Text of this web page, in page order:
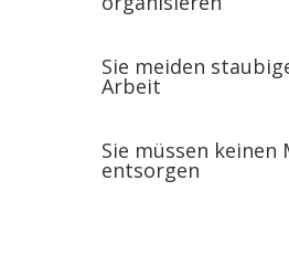
Sie meiden
Arbeit
Sie müssen
entsorgen